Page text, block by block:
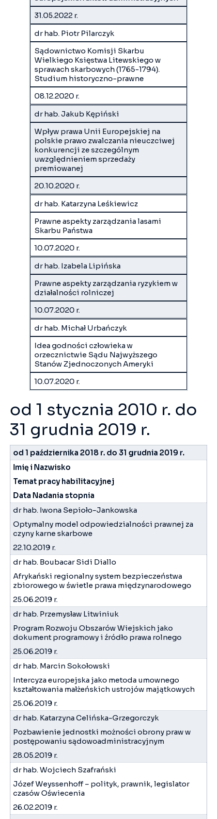
31.05.2022 r.
dr hab. Piotr Pilarczyk
Sądownictwo Komisji Skarbu
Wielkiego Księstwa Litewskiego w
sprawach skarbowych (1765-1794).
Studium historyczno-prawne
08.12.2020 r.
dr hab. Jakub Kępiński
Wpływ prawa Unii Europejskiej na
polskie prawo zwalczania nieuczciwej
konkurencji ze szczególnym
uwzględnieniem sprzedaży
premiowanej
20.10.2020 r.
dr hab. Katarzyna Leśkiewicz
Prawne aspekty zarządzania lasami
Skarbu Państwa
10.07.2020 r.
dr hab. Izabela Lipińska
Prawne aspekty zarządzania ryzykiem w
działalności rolniczej
10.07.2020 r.
dr hab. Michał Urbańczyk
Idea godności człowieka w
orzecznictwie Sądu Najwyższego
Stanów Zjednoczonych Ameryki
10.07.2020 r.
od 1 stycznia 2010 r. do
31 grudnia 2019 r.
od 1 października 2018 r. do 31 grudnia 2019 r.
Imię i Nazwisko
Temat pracy habilitacyjnej
Data Nadania stopnia
dr hab. Iwona Sepioło-Jankowska
Optymalny model odpowiedzialności prawnej za
czyny karne skarbowe
22.10.2019 r.
dr hab. Boubacar Sidi Diallo
Afrykański regionalny system bezpieczeństwa
zbiorowego w świetle prawa międzynarodowego
25.06.2019 r.
dr hab. Przemysław Litwiniuk
Program Rozwoju Obszarów Wiejskich jako
dokument programowy i źródło prawa rolnego
25.06.2019 r.
dr hab. Marcin Sokołowski
Intercyza europejska jako metoda umownego
kształtowania małżeńskich ustrojów majątkowych
25.06.2019 r.
dr hab. Katarzyna Celińska-Grzegorczyk
Pozbawienie jednostki możności obrony praw w
postępowaniu sądowoadministracyjnym
28.05.2019 r.
dr hab. Wojciech Szafrański
Józef Weyssenhoff – polityk, prawnik, legislator
czasów Oświecenia
26.02.2019 r.